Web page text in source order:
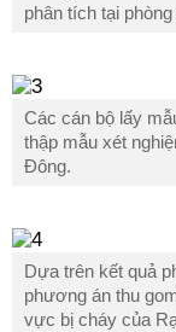
phân tích tại
Các cán bộ lấy
thập mẫu xét
Đông.
Dựa trên kết quả
phương án thu
vực bị cháy của